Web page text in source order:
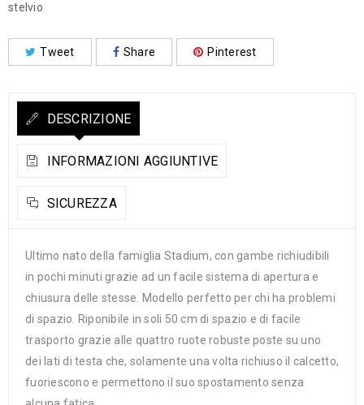
stelvio
Tweet Share Pinterest
DESCRIZIONE
INFORMAZIONI AGGIUNTIVE
SICUREZZA
Ultimo nato della famiglia Stadium, con gambe richiudibili
in pochi minuti grazie ad un facile sistema di apertura e
chiusura delle stesse. Modello perfetto per chi ha problemi
di spazio. Riponibile in soli 50 cm di spazio e di facile
trasporto grazie alle quattro ruote robuste poste su uno
dei lati di testa che, solamente una volta richiuso il calcetto,
fuoriescono e permettono il suo spostamento senza